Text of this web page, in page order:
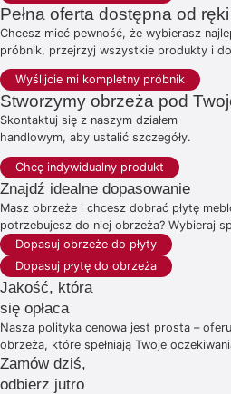
Pełna oferta dostępna od ręki
Chcesz mieć pewność, że wybierasz
próbnik, przejrzyj wszystkie produkty i
Wyślijcie mi kompletny próbnik
Stworzymy obrzeża pod
Skontaktuj się z naszym działem
handlowym, aby ustalić szczegóły.
Chcę indywidualny produkt
Znajdź idealne dopasowanie
Masz obrzeże i chcesz dobrać płytę
potrzebujesz do niej obrzeża? Wybieraj
Dopasuj obrzeże do płyty
Dopasuj płytę do obrzeża
Jakość, która
się opłaca
Nasza polityka cenowa jest prosta –
obrzeża, które spełniają Twoje
Zamów dziś,
odbierz jutro